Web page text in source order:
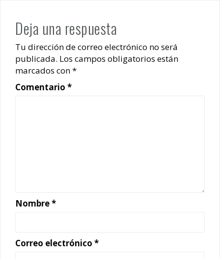
Deja una respuesta
Tu dirección de correo electrónico no será
publicada. Los campos obligatorios están
marcados con*
Comentario *
Nombre*
Correo electrónico *